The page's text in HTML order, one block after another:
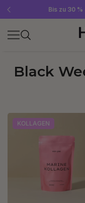
Gratis SLEEP WELL
Jetzt Newsletter
Bis zu 30
Black
KOLLAGEN